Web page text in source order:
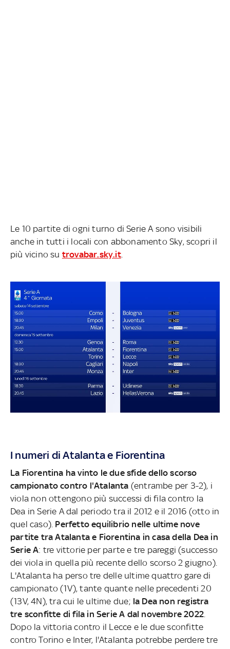
Le 10 partite di ogni turno di Serie A sono visibili
anche in tutti i locali con abbonamento Sky, scopri il
più vicino su trovabar.sky.it.
I numeri di Atalanta e Fiorentina
La Fiorentina ha vinto le due sfide dello scorso
campionato contro l'Atalanta (entrambe per 3-2), i
viola non ottengono più successi di fila contro la
Dea in Serie A dal periodo tra il 2012 e il 2016 (otto in
quel caso). Perfetto equilibrio nelle ultime nove
partite tra Atalanta e Fiorentina in casa della Dea in
Serie A: tre vittorie per parte e tre pareggi (successo
dei viola in quella più recente dello scorso 2 giugno).
L'Atalanta ha perso tre delle ultime quattro gare di
campionato (1V), tante quante nelle precedenti 20
(13V, 4N), tra cui le ultime due; la Dea non registra
tre sconfitte di fila in Serie A dal novembre 2022.
Dopo la vittoria contro il Lecce e le due sconfitte
contro Torino e Inter, l'Atalanta potrebbe perdere tre